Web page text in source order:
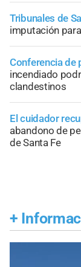
Tribunales de
imputación
Conferencia de
incendiado
clandestinos
El cuidador
abandono de
de Santa Fe
+